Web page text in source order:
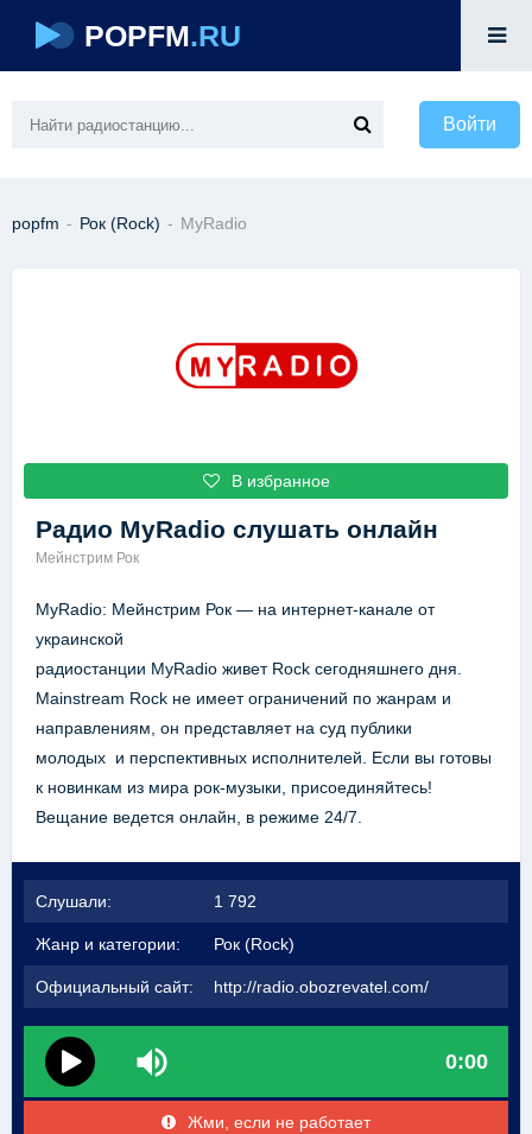
POPFM.RU
Войти
popfm - Рок (Rock) - MyRadio
В избранное
Радио MyRadio слушать онлайн
Мейнстрим Рок
MyRadio: Мейнстрим Рок — на интернет-канале от
украинской
радиостанции MyRadio живет Rock сегодняшнего дня.
Мainstream Rock не имеет ограничений по жанрам и
направлениям, он представляет на суд публики
молодых и перспективных исполнителей. Если вы готовы
к новинкам из мира рок-музыки, присоединяйтесь!
Вещание ведется онлайн, в режиме 24/7.
Слушали: 1 792
Жанр и категории: Рок (Rock)
Официальный сайт: http://radio.obozrevatel.com/
0:00
Жми, если не работает